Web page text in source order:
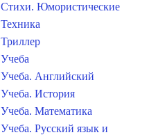
Стихи. Юмористические
Техника
Триллер
Учеба
Учеба. Английский
Учеба. История
Учеба. Математика
Учеба. Русский язык и